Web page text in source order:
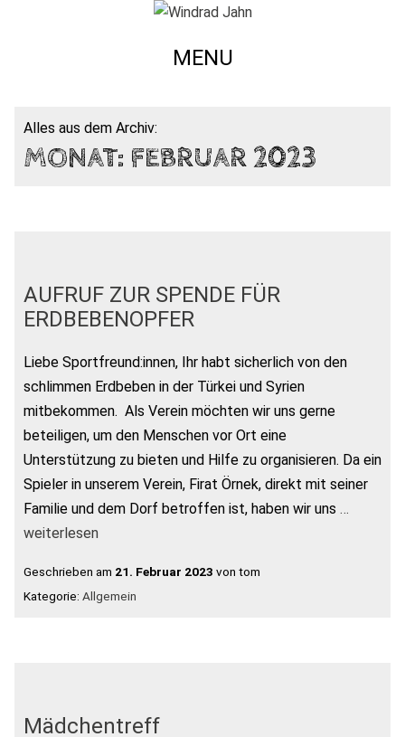
MENU
Alles aus dem Archiv:
MONAT: FEBRUAR 2023
AUFRUF ZUR SPENDE FÜR
ERDBEBENOPFER
Liebe Sportfreund:innen, Ihr habt sicherlich von den
schlimmen Erdbeben in der Türkei und Syrien
mitbekommen. Als Verein möchten wir uns gerne
beteiligen, um den Menschen vor Ort eine
Unterstützung zu bieten und Hilfe zu organisieren. Da ein
Spieler in unserem Verein, Firat Örnek, direkt mit seiner
Familie und dem Dorf betroffen ist, haben wir uns …
weiterlesen
Geschrieben am 21. Februar 2023 von tom
Kategorie: Allgemein
Mädchentreff